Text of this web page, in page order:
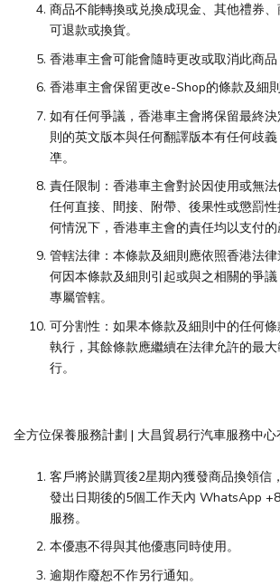
商品不能轉換或兑換成現金、其他禮券
可退款或換貨。
香港車主會可能會隨時更改或取消此商品
香港車主會保留更改e-Shop的條款及細
如有任何爭議，香港車主會將保留最終
則的英文版本與任何翻譯版本有任何歧
凖。
責任限制：香港車主會對於因使用或無
任何直接、間接、附帶、後果性或懲罰
何情況下，香港車主會的責任均以支付的
管轄法律：本條款及細則應依照香港法
何因本條款及細則引起或與之相關的爭
專屬管轄。
可分割性：如果本條款及細則中的任何
執行，其餘條款應繼續在法律允許的最
行。
全方位保養服務計劃 | 大昌貿易行汽車服務中心
客戶將於購買後2星期內獲發商品換領信
發出日期後的5個工作天內 WhatsApp
服務。
本優惠不得與其他優惠同時使用。
逾期作廢恕不作另行通知。